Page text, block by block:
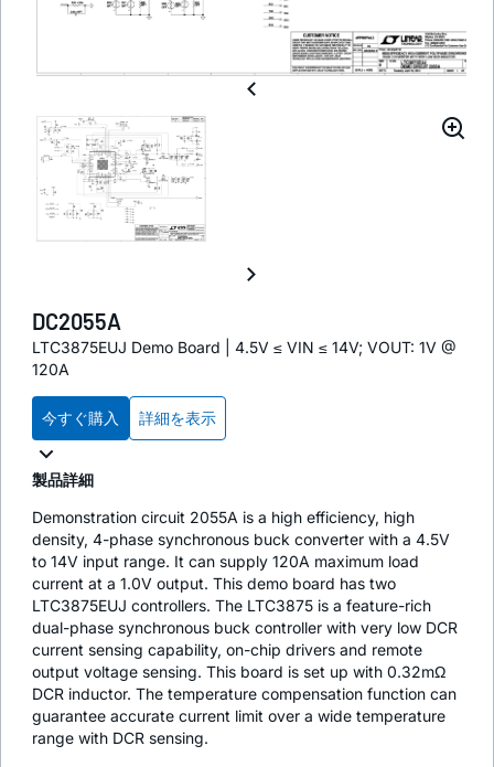
DC2055A
LTC3875EUJ Demo Board | 4.5V ≤ VIN ≤ 14V; VOUT: 1V @
120A
今すぐ購入 詳細を表示
製品詳細
Demonstration circuit 2055A is a high efficiency, high
density, 4-phase synchronous buck converter with a 4.5V
to 14V input range. It can supply 120A maximum load
current at a 1.0V output. This demo board has two
LTC3875EUJ controllers. The LTC3875 is a feature-rich
dual-phase synchronous buck controller with very low DCR
current sensing capability, on-chip drivers and remote
output voltage sensing. This board is set up with 0.32mΩ
DCR inductor. The temperature compensation function can
guarantee accurate current limit over a wide temperature
range with DCR sensing.